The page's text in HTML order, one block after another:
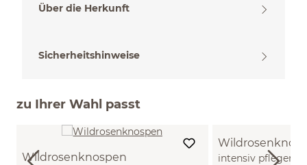
Über die Herkunft
Sicherheitshinweise
zu Ihrer Wahl passt
Wildrosenknospen
intensiv